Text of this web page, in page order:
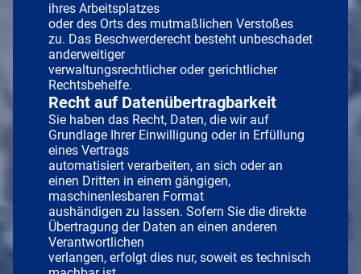
ihres Arbeitsplatzes
oder des Orts des mutmaßlichen Verstoßes
zu. Das Beschwerderecht besteht unbeschadet
anderweitiger
verwaltungsrechtlicher oder gerichtlicher
Rechtsbehelfe.
Recht auf Datenübertragbarkeit
Sie haben das Recht, Daten, die wir auf
Grundlage Ihrer Einwilligung oder in Erfüllung
eines Vertrags
automatisiert verarbeiten, an sich oder an
einen Dritten in einem gängigen,
maschinenlesbaren Format
aushändigen zu lassen. Sofern Sie die direkte
Übertragung der Daten an einen anderen
Verantwortlichen
verlangen, erfolgt dies nur, soweit es technisch